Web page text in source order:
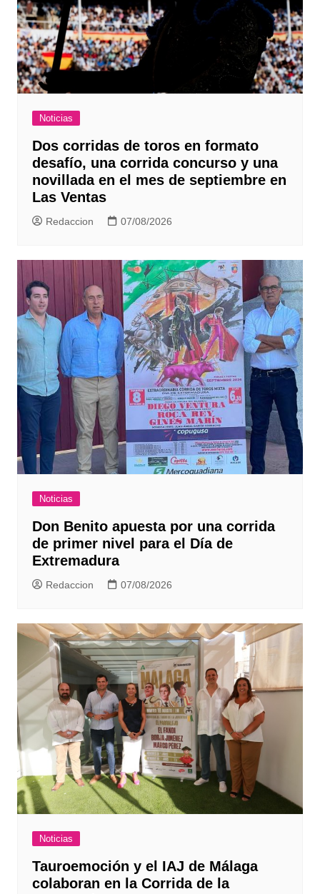
Noticias
Dos corridas de toros en formato
desafío, una corrida concurso y una
novillada en el mes de septiembre en
Las Ventas
Redaccion 07/08/2026
Noticias
Don Benito apuesta por una corrida
de primer nivel para el Día de
Extremadura
Redaccion 07/08/2026
Noticias
Tauroemoción y el IAJ de Málaga
colaboran en la Corrida de la